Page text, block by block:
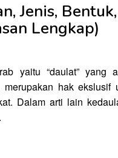
Jenis,
Lengkap)
yaitu “daulat” yang
hak ekslusif
Dalam arti lain